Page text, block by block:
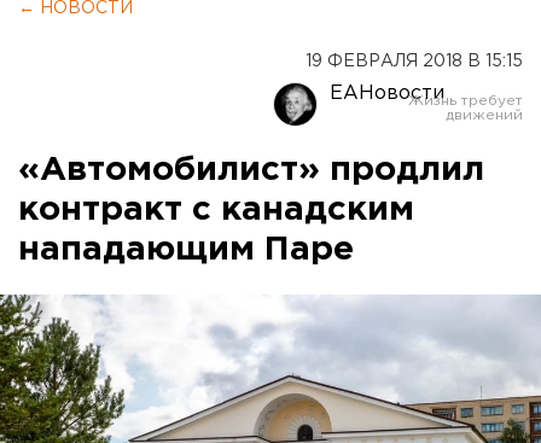
← НОВОСТИ
19 ФЕВРАЛЯ 2018 В 15:15
ЕАНовости
«Автомобилист» продлил
контракт c канадским
нападающим Паре